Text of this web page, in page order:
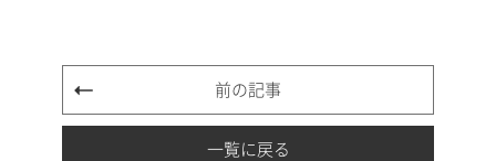
前の記事
一覧に戻る